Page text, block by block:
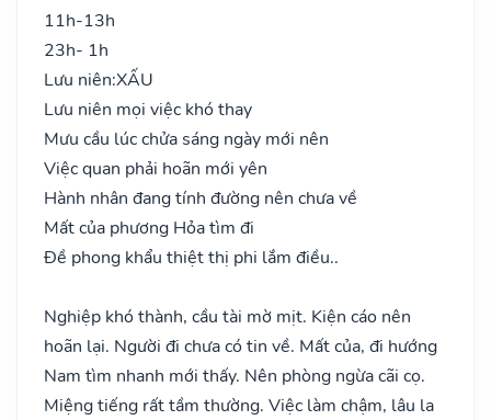
11h-13h
23h- 1h
Lưu niên:XẤU
Lưu niên mọi việc khó thay
Mưu cầu lúc chửa sáng ngày mới nên
Việc quan phải hoãn mới yên
Hành nhân đang tính đường nên chưa về
Mất của phương Hỏa tìm đi
Đề phong khẩu thiệt thị phi lắm điều..
Nghiệp khó thành, cầu tài mờ mịt. Kiện cáo nên
hoãn lại. Người đi chưa có tin về. Mất của, đi hướng
Nam tìm nhanh mới thấy. Nên phòng ngừa cãi cọ.
Miệng tiếng rất tầm thường. Việc làm chậm, lâu la